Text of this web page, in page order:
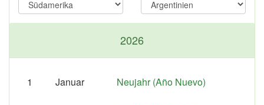
2026
1 Januar Neujahr (Año Nuevo)